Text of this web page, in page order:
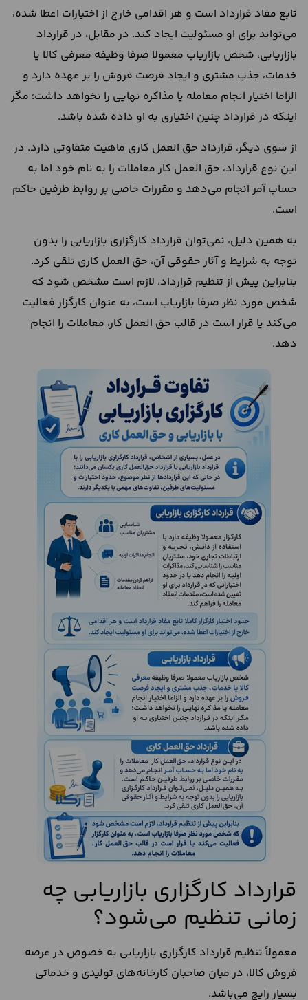
تابع مفاد قرارداد است و هر اقدامی خارج از اختیارات اعطا شده،
می‌تواند برای او مسئولیت ایجاد کند. در مقابل، در قرارداد
بازاریابی، شخص بازاریاب معمولا صرفا وظیفه معرفی کالا یا
خدمات، جذب مشتری و ایجاد فرصت فروش را بر عهده دارد و
الزاما اختیار انجام معامله یا مذاکره نهایی را نخواهد داشت؛ مگر
اینکه در قرارداد چنین اختیاری به او داده شده باشد.
از سوی دیگر، قرارداد حق العمل کاری ماهیت متفاوتی دارد. در
این نوع قرارداد، حق العمل کار معاملات را به نام خود اما به
حساب آمر انجام می‌دهد و مقررات خاصی بر روابط طرفین حاکم
است.
به همین دلیل، نمی‌توان قرارداد کارگزاری بازاریابی را بدون
توجه به شرایط و آثار حقوقی آن، حق العمل کاری تلقی کرد.
بنابراین پیش از تنظیم قرارداد، لازم است مشخص شود که
شخص مورد نظر صرفا بازاریاب است، به عنوان کارگزار فعالیت
می‌کند یا قرار است در قالب حق العمل کار، معاملات را انجام
دهد.
قرارداد کارگزاری بازاریابی چه
زمانی تنظیم می‌شود؟
معمولاً تنظیم قرارداد کارگزاری بازاریابی به خصوص در عرصه
فروش کالا، در میان صاحبان کارخانه‌های تولیدی و خدماتی
بسیار رایج می‌باشد.